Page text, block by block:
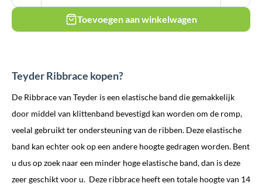
Toevoegen aan winkelwagen
Teyder Ribbrace kopen?
De Ribbrace van Teyder is een elastische band die gemakkelijk
door middel van klittenband bevestigd kan worden om de romp,
veelal gebruikt ter ondersteuning van de ribben. Deze elastische
band kan echter ook op een andere hoogte gedragen worden. Bent
u dus op zoek naar een minder hoge elastische band, dan is deze
zeer geschikt voor u. Deze ribbrace heeft een totale hoogte van 14